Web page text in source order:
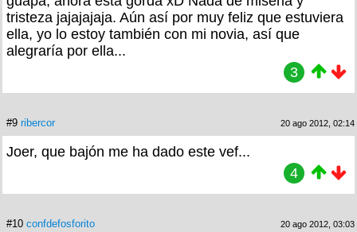
tristeza jajajajaja. Aún así por muy feliz que estuviera
ella, yo lo estoy también con mi novia, así que
alegraría por ella...
3
#9 ribercor 20 ago 2012, 02:14
Joer, que bajón me ha dado este vef...
4
#10 confdefosforito 20 ago 2012, 03:03